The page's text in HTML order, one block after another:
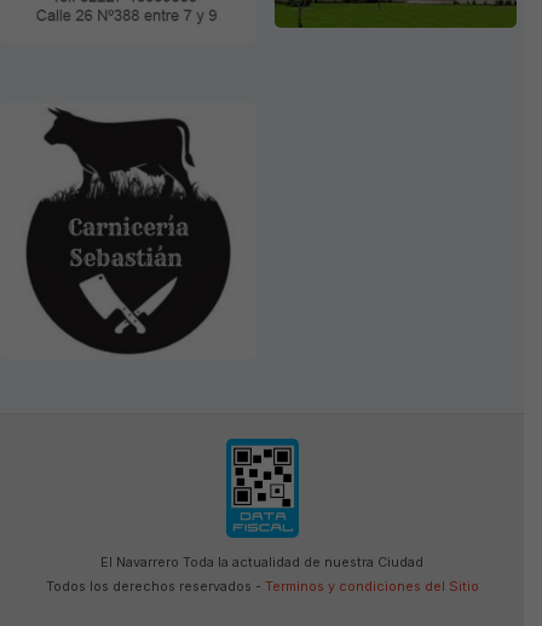
El Navarrero Toda la actualidad de nuestra Ciudad
Todos los derechos reservados - Terminos y condiciones del Sitio